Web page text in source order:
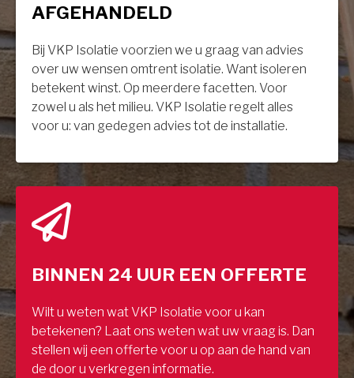
AFGEHANDELD
Bij VKP Isolatie voorzien we u graag van advies
over uw wensen omtrent isolatie. Want isoleren
betekent winst. Op meerdere facetten. Voor
zowel u als het milieu. VKP Isolatie regelt alles
voor u: van gedegen advies tot de installatie.
BINNEN 24 UUR EEN OFFERTE
Wilt u weten wat VKP Isolatie voor u kan
betekenen? Laat ons weten wat uw vraag is. Dan
stellen wij een offerte voor u op aan de hand van
de door u verkregen informatie.